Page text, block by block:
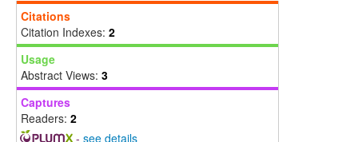
Citations
Citation Indexes: 2
Usage
Abstract Views: 3
Captures
Readers: 2
- see details